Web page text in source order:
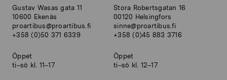
Gustav Wasas gata 11
10600 Ekenäs
proartibus@proartibus.fi
+358 (0)50 371 6339
Öppet
ti–sö kl. 11–17
Stora Robertsgatan 16
00120 Helsingfors
sinne@proartibus.fi
+358 (0)45 883 3716
Öppet
ti–sö kl. 12–17